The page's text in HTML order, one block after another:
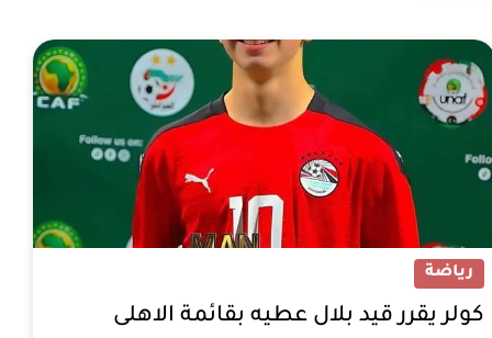
رياضة
كولر يقرر قيد بلال عطيه بقائمة الاهلى